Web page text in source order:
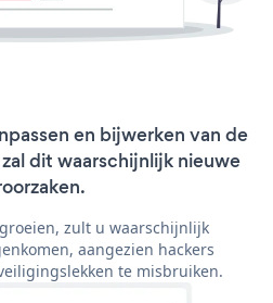
en bijwerken van de
dit waarschijnlijk nieuwe
zult u waarschijnlijk
aangezien hackers
te misbruiken.